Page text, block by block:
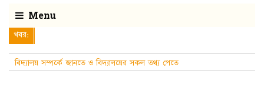
Menu
খবর:
বিদ্যালয় সম্পর্কে জানতে ও বিদ্যালয়ের সকল তথ্য পেতে